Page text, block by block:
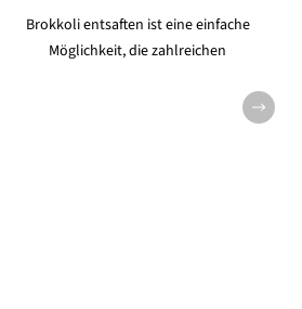
Brokkoli entsaften ist eine einfache
Möglichkeit, die zahlreichen